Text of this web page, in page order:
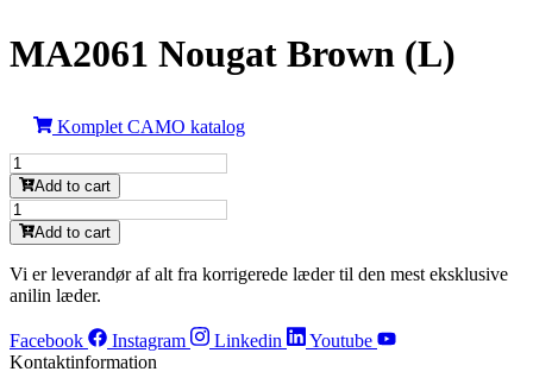
MA2061 Nougat Brown (L)
Komplet CAMO katalog
MA2061
Nougat
Brown
(L)
antal
Add to cart
MA2061
Nougat
Brown
(L)
antal
Add to cart
Vi er leverandør af alt fra korrigerede læder til den mest eksklusive
anilin læder.
Facebook Instagram Linkedin
Youtube
Kontaktinformation